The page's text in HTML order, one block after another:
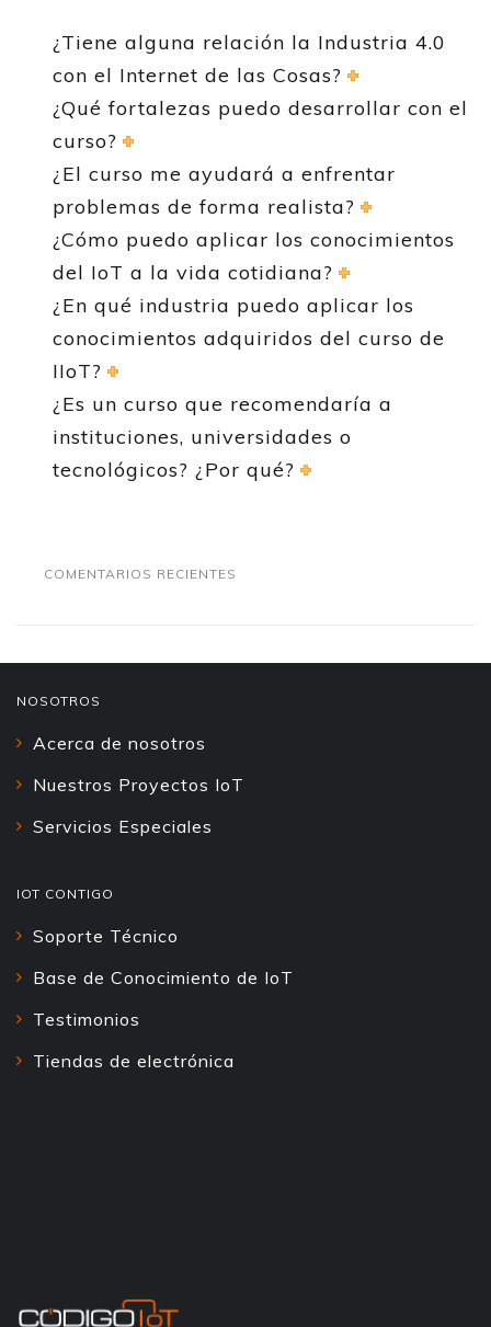
¿Tiene alguna relación la Industria 4.0
con el Internet de las Cosas?
¿Qué fortalezas puedo desarrollar con el
curso?
¿El curso me ayudará a enfrentar
problemas de forma realista?
¿Cómo puedo aplicar los conocimientos
del IoT a la vida cotidiana?
¿En qué industria puedo aplicar los
conocimientos adquiridos del curso de
IIoT?
¿Es un curso que recomendaría a
instituciones, universidades o
tecnológicos? ¿Por qué?
COMENTARIOS RECIENTES
NOSOTROS
Acerca de nosotros
Nuestros Proyectos IoT
Servicios Especiales
IOT CONTIGO
Soporte Técnico
Base de Conocimiento de IoT
Testimonios
Tiendas de electrónica